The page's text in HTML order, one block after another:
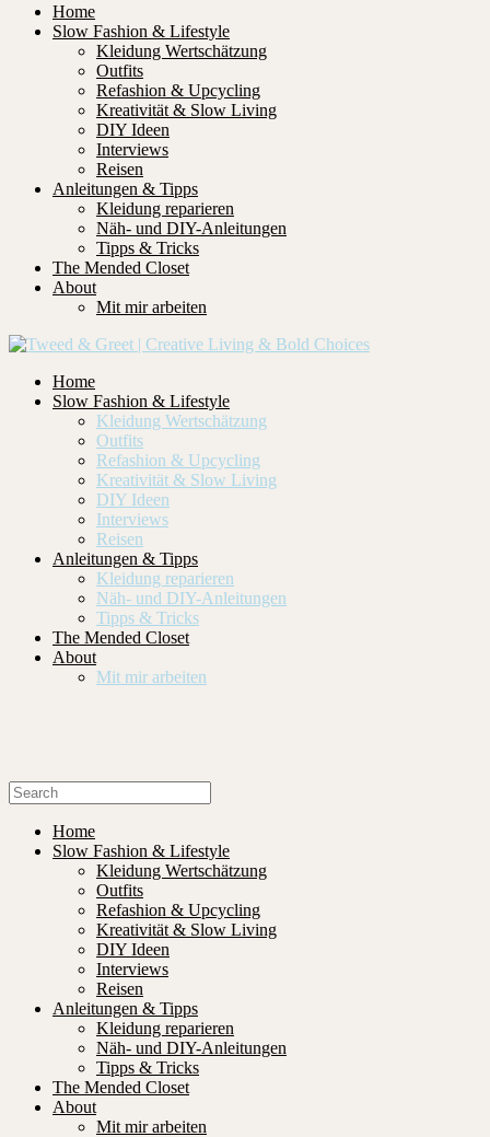
Home
Slow Fashion & Lifestyle
Kleidung Wertschätzung
Outfits
Refashion & Upcycling
Kreativität & Slow Living
DIY Ideen
Interviews
Reisen
Anleitungen & Tipps
Kleidung reparieren
Näh- und DIY-Anleitungen
Tipps & Tricks
The Mended Closet
About
Mit mir arbeiten
Home
Slow Fashion & Lifestyle
Kleidung Wertschätzung
Outfits
Refashion & Upcycling
Kreativität & Slow Living
DIY Ideen
Interviews
Reisen
Anleitungen & Tipps
Kleidung reparieren
Näh- und DIY-Anleitungen
Tipps & Tricks
The Mended Closet
About
Mit mir arbeiten
Home
Slow Fashion & Lifestyle
Kleidung Wertschätzung
Outfits
Refashion & Upcycling
Kreativität & Slow Living
DIY Ideen
Interviews
Reisen
Anleitungen & Tipps
Kleidung reparieren
Näh- und DIY-Anleitungen
Tipps & Tricks
The Mended Closet
About
Mit mir arbeiten